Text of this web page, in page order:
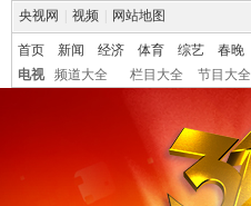
央视网 视频 网站地图
首页 新闻 经济 体育 综艺 春晚
电视
频道大全 栏目大全 节目大全